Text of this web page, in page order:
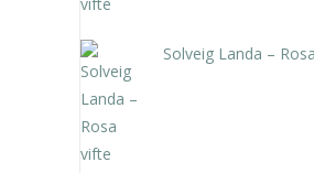
Solveig Landa –